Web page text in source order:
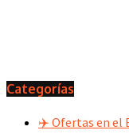
Categorías
✈️ Ofertas en el